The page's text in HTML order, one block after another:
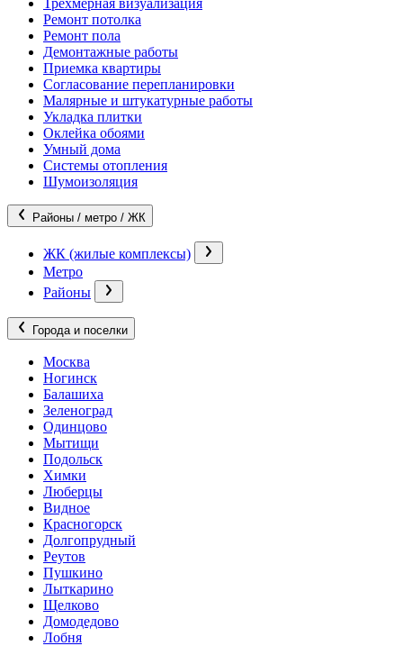
Трехмерная визуализация
Ремонт потолка
Ремонт пола
Демонтажные работы
Приемка квартиры
Согласование перепланировки
Малярные и штукатурные работы
Укладка плитки
Оклейка обоями
Умный дома
Системы отопления
Шумоизоляция
Районы / метро / ЖК
ЖК (жилые комплексы)
Метро
Районы
Города и поселки
Москва
Ногинск
Балашиха
Зеленоград
Одинцово
Мытищи
Подольск
Химки
Люберцы
Видное
Красногорск
Долгопрудный
Реутов
Пушкино
Лыткарино
Щелково
Домодедово
Лобня